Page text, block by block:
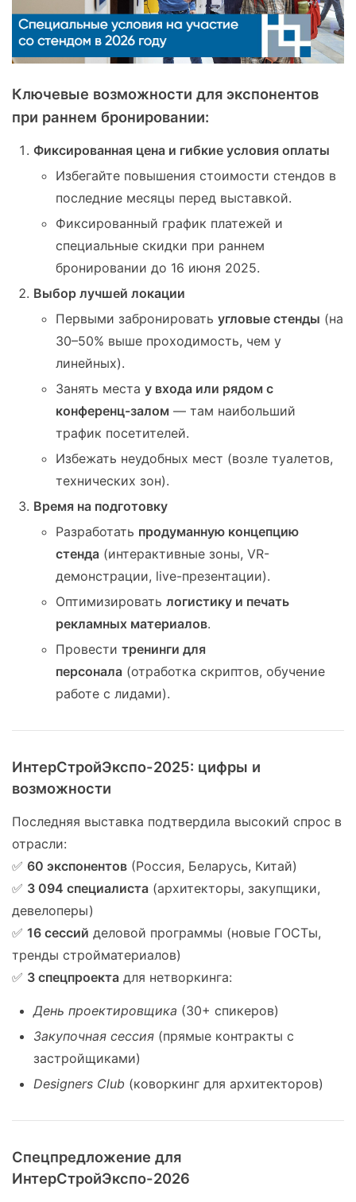
Ключевые возможности для экспонентов
при раннем бронировании:
Фиксированная цена и гибкие условия оплаты
Избегайте повышения стоимости стендов в
последние месяцы перед выставкой.
Фиксированный график платежей и
специальные скидки при раннем
бронировании до 16 июня 2025.
Выбор лучшей локации
Первыми забронировать угловые стенды (на
30–50% выше проходимость, чем у
линейных).
Занять места у входа или рядом с
конференц-залом— там наибольший
трафик посетителей.
Избежать неудобных мест (возле туалетов,
технических зон).
Время на подготовку
Разработать продуманную концепцию
стенда(интерактивные зоны, VR-
демонстрации, live-презентации).
Оптимизировать логистику и печать
рекламных материалов.
Провести тренинги для
персонала(отработка скриптов, обучение
работе с лидами).
ИнтерСтройЭкспо-2025: цифры и
возможности
Последняя выставка подтвердила высокий спрос в
отрасли:
✅ 60 экспонентов (Россия, Беларусь, Китай)
✅ 3 094 специалиста (архитекторы, закупщики,
девелоперы)
✅ 16 сессий деловой программы (новые ГОСТы,
тренды стройматериалов)
✅ 3 спецпроекта для нетворкинга:
День проектировщика (30+ спикеров)
Закупочная сессия (прямые контракты с
застройщиками)
Designers Club (коворкинг для архитекторов)
Спецпредложение для
ИнтерСтройЭкспо-2026